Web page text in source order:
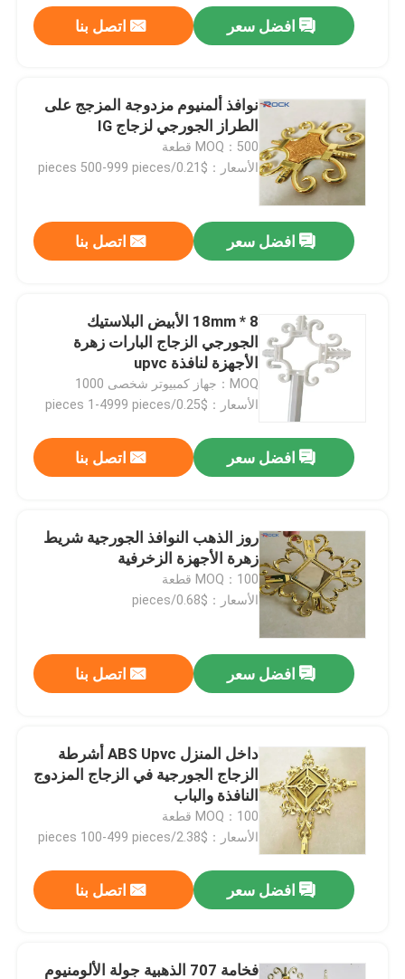
بيت
أشرطة فيديو
جولة في المعمل
اتصل بنا
اطلب اقتباس
شريط الألمنيوم الفاصل
شريط فاصل الحافة الدافئة
افضل سعر اتصل بنا
نوافذ ألمنيوم مزدوجة المزجج على
الطراز الجورجي لزجاج IG
MOQ：500 قطعة
الأسعار：$0.21/pieces 500-999 pieces
افضل سعر اتصل بنا
8 * 18mm الأبيض البلاستيك
الجورجي الزجاج البارات زهرة
الأجهزة لنافذة upvc
MOQ：جهاز كمبيوتر شخصى 1000
الأسعار：$0.25/pieces 1-4999 pieces
افضل سعر اتصل بنا
روز الذهب النوافذ الجورجية شريط
زهرة الأجهزة الزخرفية
MOQ：100 قطعة
الأسعار：$0.68/pieces
افضل سعر اتصل بنا
داخل المنزل ABS Upvc أشرطة
الزجاج الجورجية في الزجاج المزدوج
النافذة والباب
MOQ：100 قطعة
الأسعار：$2.38/pieces 100-499 pieces
افضل سعر اتصل بنا
فخامة 707 الذهبية جولة الألومنيوم